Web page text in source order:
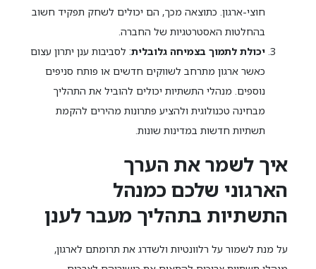
חוצי-ארגון. כתוצאה מכך, הם יכולים לשחק תפקיד חשוב
בהחלטות האסטרטגיות של החברה.
יכולת לתמוך בצמיחה גלובלית: לסביבות ענן יתרון עצום
כאשר ארגון מתרחב לשווקים חדשים או פותח סניפים
נוספים. מנהלי התשתיות יכולים להוביל את התהליך
מבחינה טכנולוגית ולהציע פתרונות מהירים להקמת
תשתיות חדשות במדינות שונות.
איך לשמר את הערך
הארגוני שלכם כמנהל
התשתיות בתהליך מעבר לענן
על מנת לשמור על רלוונטיות ולשדרג את תרומתם לארגון,